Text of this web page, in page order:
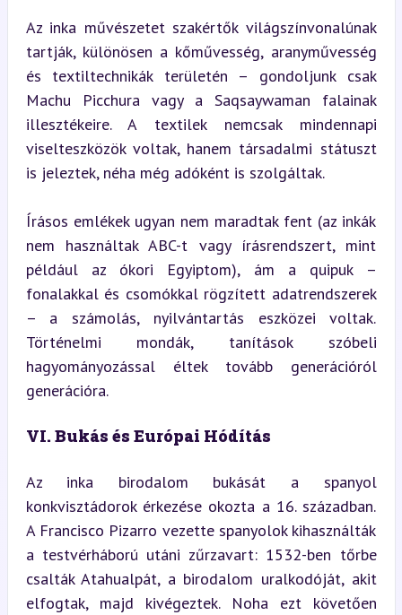
Az inka művészetet szakértők világszínvonalúnak
tartják, különösen a kőművesség, aranyművesség
és textiltechnikák területén – gondoljunk csak
Machu Picchura vagy a Saqsaywaman falainak
illesztékeire. A textilek nemcsak mindennapi
viselteszközök voltak, hanem társadalmi státuszt
is jeleztek, néha még adóként is szolgáltak.
Írásos emlékek ugyan nem maradtak fent (az inkák
nem használtak ABC-t vagy írásrendszert, mint
például az ókori Egyiptom), ám a quipuk –
fonalakkal és csomókkal rögzített adatrendszerek
– a számolás, nyilvántartás eszközei voltak.
Történelmi mondák, tanítások szóbeli
hagyományozással éltek tovább generációról
generációra.
VI. Bukás és Európai Hódítás
Az inka birodalom bukását a spanyol
konkvisztádorok érkezése okozta a 16. században.
A Francisco Pizarro vezette spanyolok kihasználták
a testvérháború utáni zűrzavart: 1532-ben tőrbe
csalták Atahualpát, a birodalom uralkodóját, akit
elfogtak, majd kivégeztek. Noha ezt követően